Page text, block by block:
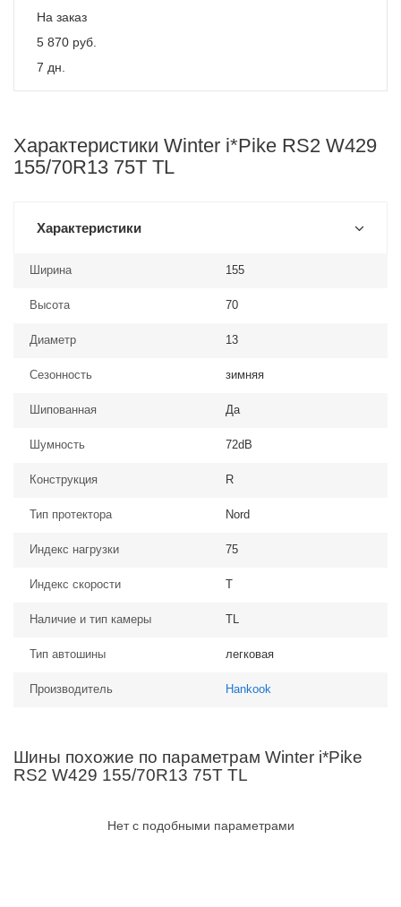
На заказ
5 870 руб.
7 дн.
Характеристики Winter i*Pike RS2 W429
155/70R13 75T TL
Характеристики
Ширина 155
Высота 70
Диаметр 13
Сезонность зимняя
Шипованная Да
Шумность 72dB
Конструкция R
Тип протектора Nord
Индекс нагрузки 75
Индекс скорости T
Наличие и тип камеры TL
Тип автошины легковая
Производитель Hankook
Шины похожие по параметрам Winter i*Pike
RS2 W429 155/70R13 75T TL
Нет с подобными параметрами